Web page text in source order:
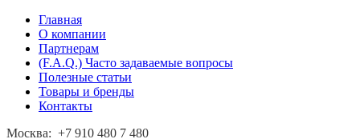
Главная
О компании
Партнерам
(F.A.Q.) Часто задаваемые вопросы
Полезные статьи
Товары и бренды
Контакты
Москва: +7 910 480 7 480